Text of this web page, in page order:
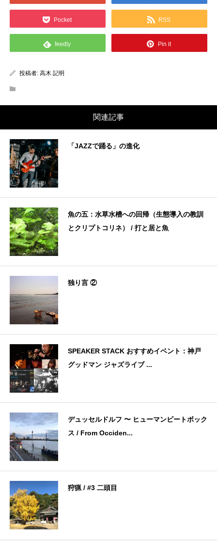
Pocket RSS
feedly Pin it
投稿者: 高木 記明
関連記事
「JAZZで踊る」の進化
魚の五：水草水槽への回帰（生態導入の教訓
とクリプトコリネ） / 打と居と魚
独り言 ②
SPEAKER STACK おすすめイベント：神戸
グッドマン ジャズライブ ...
デュッセルドルフ 〜 ヒューマンビートボック
ス / From Occiden...
狩猟 / #3 二頭目